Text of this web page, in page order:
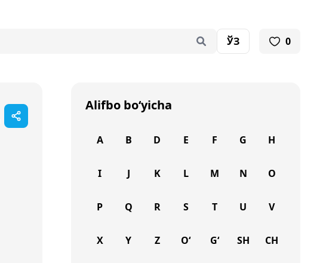
ЎЗ 0
Alifbo bo‘yicha
A B D E F G H
I J K L M N O
P Q R S T U V
X Y Z O‘ G‘ SH CH